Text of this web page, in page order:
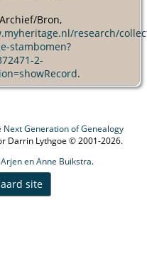
Bron,
research/
stambomen?
2-
.
Next Generation of Genealogy
Darrin Lythgoe © 2001-2026.
Arjen en Anne Buikstra.
site